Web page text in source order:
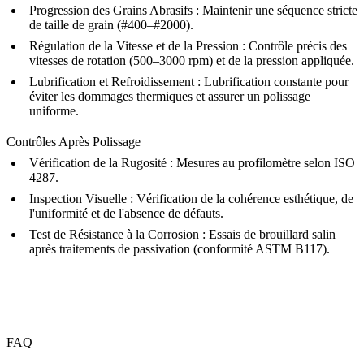
Progression des Grains Abrasifs : Maintenir une séquence stricte
de taille de grain (#400–#2000).
Régulation de la Vitesse et de la Pression : Contrôle précis des
vitesses de rotation (500–3000 rpm) et de la pression appliquée.
Lubrification et Refroidissement : Lubrification constante pour
éviter les dommages thermiques et assurer un polissage
uniforme.
Contrôles Après Polissage
Vérification de la Rugosité : Mesures au profilomètre selon ISO
4287.
Inspection Visuelle : Vérification de la cohérence esthétique, de
l'uniformité et de l'absence de défauts.
Test de Résistance à la Corrosion : Essais de brouillard salin
après traitements de passivation (conformité ASTM B117).
FAQ